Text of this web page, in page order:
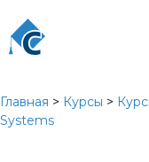
Главная > Курсы >
Systems